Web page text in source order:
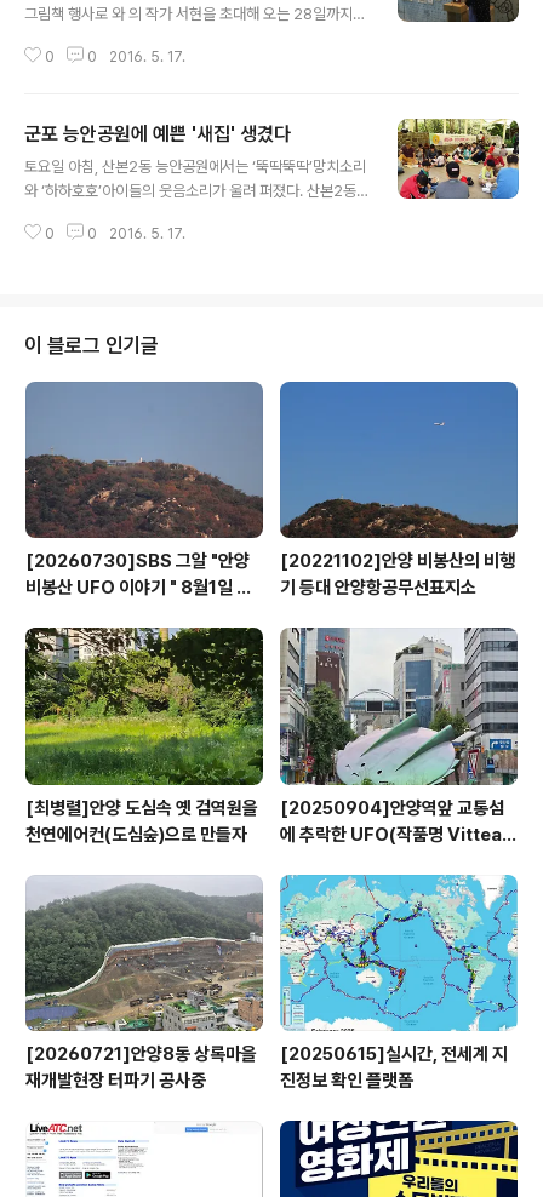
그림책 행사로 와 의 작가 서현을 초대해 오는 28일까지
난 위로 그림책 작가 서현’이라는 제목의 그림책콘서트를
책’은 군포지역에서 자생적으로 결성된 그림책 시민모임
다락의 시민기획단이 초기 기획과정부터 연출, 공연, 평가
의 전 과정을 함께 한다는 점에서 특별한 의미가 있다. 시민
견이다”며 “어른, 아이, 온가족이 함께 즐길 수 없는 더없는
0 0 2016. 5. 17.
군포 능안공원에 예쁜 '새집' 생겼다
토요일 아침, 산본2동 능안공원에서는 ‘뚝딱뚝딱’망치소리
와 ‘하하호호’아이들의 웃음소리가 울려 퍼졌다. 산본2동
안공원 내 나무에 새집 40개를 만들어 달았다고 밝혔다.
본2동 주민자치위원회 김준범 위원장은 “새집 덕분에 새
들이 안전하게 번식하면 해충들이 줄어들어 건강한 숲 생
태계가 조성될 것”이라며 “능안공원이 인위적인 방제활동
교육센터의 김은구․표석정 환경생태 전문 강사를 ..
0 0 2016. 5. 17.
이 블로그 인기글
[20260730]SBS 그알 "안양
비봉산 UFO 이야기 " 8월1일 방
[20221102]안양 비봉산의 비행
기 등대 안양항공무선표지소
[최병렬]안양 도심속 옛 검역원을
천연에어컨(도심숲)으로 만들자
[20250904]안양역앞 교통섬
에 추락한 UFO(작품명 Vitteau
[20260721]안양8동 상록마을
재개발현장 터파기 공사중
[20250615]실시간, 전세계 지
진정보 확인 플랫폼